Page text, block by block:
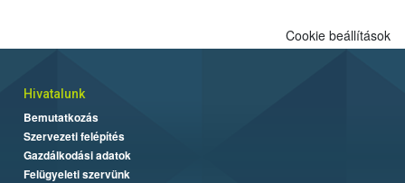
Cookie beállítások
Hivatalunk
Bemutatkozás
Szervezeti felépítés
Gazdálkodási adatok
Felügyeleti szervünk